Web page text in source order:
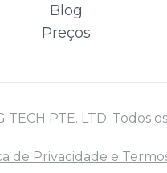
Blog
Preços
TECH PTE. LTD. Todos
de Privacidade e